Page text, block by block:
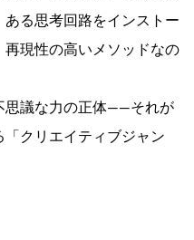
る思考回路をインストー
現性の高いメソッドなの
思議な力の正体――それが
「クリエイティブジャン